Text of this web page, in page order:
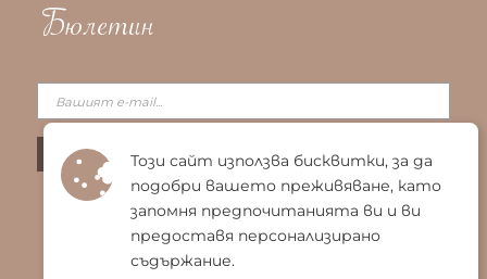
Бюлетин
Този сайт използва бисквитки, за да
подобри вашето преживяване, като
запомня предпочитанията ви и ви
предоставя персонализирано
съдържание.